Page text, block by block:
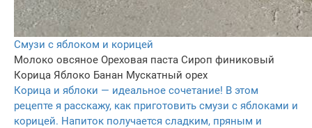
Смузи с яблоком и корицей
Молоко овсяное Ореховая паста Сироп финиковый
Корица Яблоко Банан Мускатный орех
Корица и яблоки — идеальное сочетание! В этом
рецепте я расскажу, как приготовить смузи с яблоками и
корицей. Напиток получается сладким, пряным и